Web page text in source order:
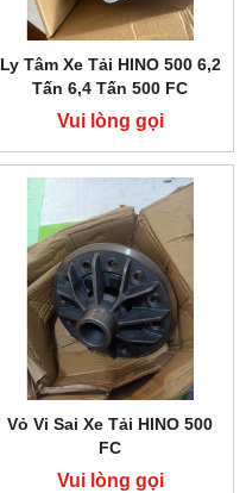
Ly Tâm Xe Tải HINO 500 6,2
Tấn 6,4 Tấn 500 FC
Vui lòng gọi
Vỏ Vi Sai Xe Tải HINO 500
FC
Vui lòng gọi